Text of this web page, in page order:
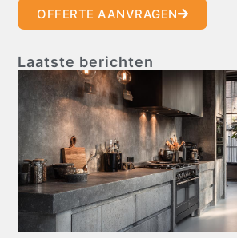
OFFERTE AANVRAGEN
Laatste berichten